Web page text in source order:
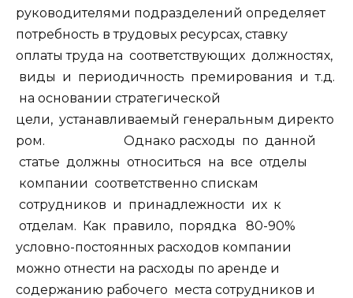
руководителями подразделений определяет
потребность в трудовых ресурсах, ставку
оплаты труда на соответствующих должностях,
виды и периодичность премирования и т.д.
на основании стратегической
цели, устанавливаемый генеральным директо
ром. Однако расходы по данной
статье должны относиться на все отделы
компании соответственно спискам
сотрудников и принадлежности их к
отделам. Как правило, порядка 80-90%
условно-постоянных расходов компании
можно отнести на расходы по аренде и
содержанию рабочего места сотрудников и